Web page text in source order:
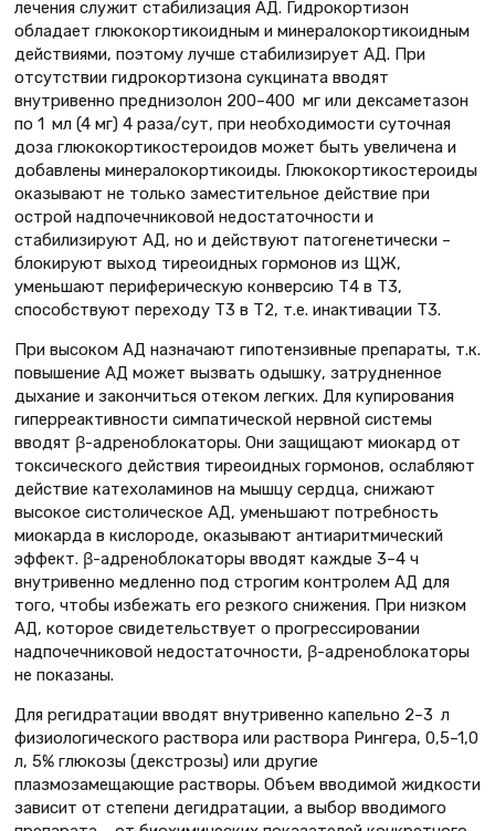
лечения служит стабилизация АД. Гидрокортизон
обладает глюкокортикоидным и минералокортикоидным
действиями, поэтому лучше стабилизирует АД. При
отсутствии гидрокортизона сукцината вводят
внутривенно преднизолон 200–400 мг или дексаметазон
по 1 мл (4 мг) 4 раза/сут, при необходимости суточная
доза глюкокортикостероидов может быть увеличена и
добавлены минералокортикоиды. Глюкокортикостероиды
оказывают не только заместительное действие при
острой надпочечниковой недостаточности и
стабилизируют АД, но и действуют патогенетически –
блокируют выход тиреоидных гормонов из ЩЖ,
уменьшают периферическую конверсию Т4 в Т3,
способствуют переходу Т3 в Т2, т.е. инактивации Т3.
При высоком АД назначают гипотензивные препараты, т.к.
повышение АД может вызвать одышку, затрудненное
дыхание и закончиться отеком легких. Для купирования
гиперреактивности симпатической нервной системы
вводят β-адреноблокаторы. Они защищают миокард от
токсического действия тиреоидных гормонов, ослабляют
действие катехоламинов на мышцу сердца, снижают
высокое систолическое АД, уменьшают потребность
миокарда в кислороде, оказывают антиаритмический
эффект. β-адреноблокаторы вводят каждые 3–4 ч
внутривенно медленно под строгим контролем АД для
того, чтобы избежать его резкого снижения. При низком
АД, которое свидетельствует о прогрессировании
надпочечниковой недостаточности, β-адреноблокаторы
не показаны.
Для регидратации вводят внутривенно капельно 2–3 л
физиологического раствора или раствора Рингера, 0,5–1,0
л, 5% глюкозы (декстрозы) или другие
плазмозамещающие растворы. Объем вводимой жидкости
зависит от степени дегидратации, а выбор вводимого